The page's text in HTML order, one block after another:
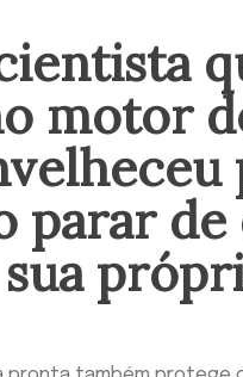
motor
parar de